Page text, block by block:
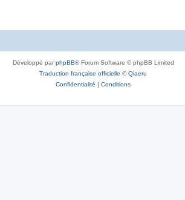
Développé parphpBB® Forum Software © phpBB Limited
Traduction française officielle ©Qiaeru
Confidentialité | Conditions